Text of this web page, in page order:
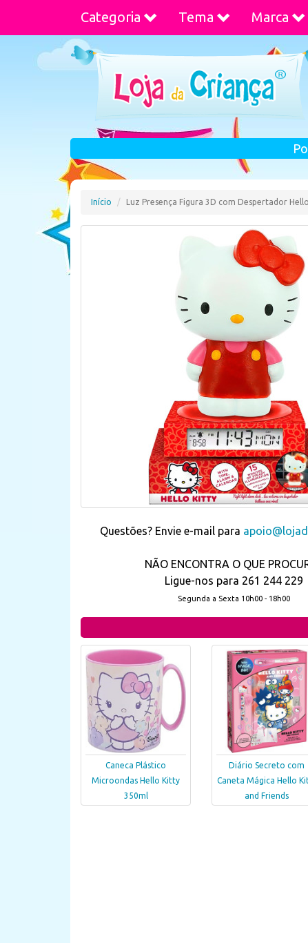
Categoria Tema Marca
Início Luz Presença Figura 3D com Despertador
Questões? Envie e-mail para
NÃO ENCONTRA O QUE
Ligue-nos para 261 244 229
Segunda a Sexta 10h00 - 18h00
Caneca Plástico
Microondas Hello Kitty
350ml
Diário Secreto com
Caneta Mágica Hello
and Friends